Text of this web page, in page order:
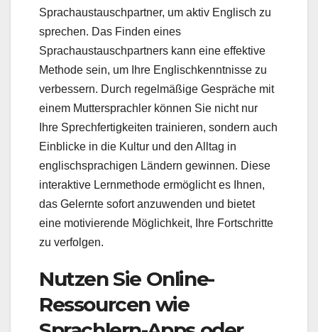
Sprachaustauschpartner, um aktiv Englisch zu
sprechen. Das Finden eines
Sprachaustauschpartners kann eine effektive
Methode sein, um Ihre Englischkenntnisse zu
verbessern. Durch regelmäßige Gespräche mit
einem Muttersprachler können Sie nicht nur
Ihre Sprechfertigkeiten trainieren, sondern auch
Einblicke in die Kultur und den Alltag in
englischsprachigen Ländern gewinnen. Diese
interaktive Lernmethode ermöglicht es Ihnen,
das Gelernte sofort anzuwenden und bietet
eine motivierende Möglichkeit, Ihre Fortschritte
zu verfolgen.
Nutzen Sie Online-
Ressourcen wie